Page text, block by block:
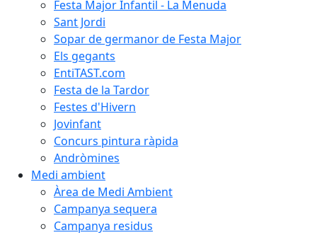
Festa Major Infantil - La Menuda
Sant Jordi
Sopar de germanor de Festa Major
Els gegants
EntiTAST.com
Festa de la Tardor
Festes d'Hivern
Jovinfant
Concurs pintura ràpida
Andròmines
Medi ambient
Àrea de Medi Ambient
Campanya sequera
Campanya residus